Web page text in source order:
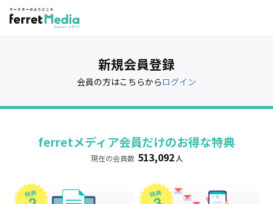
新規会員登録
会員の方はこちらからログイン
ferretメディア会員だけのお得な特典
現在の会員数 513,092 人